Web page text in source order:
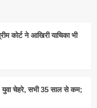
कोर्ट ने आखिरी याचिका भी
युवा चेहरे, सभी 35 साल से कम;